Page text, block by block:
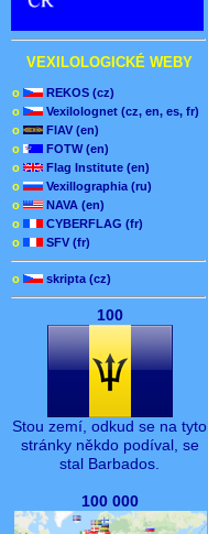
VEXILOLOGICKÉ WEBY
o
REKOS (cz)
o
Vexilolognet (cz, en, es, fr)
o
FIAV (en)
o
FOTW (en)
o
Flag Institute (en)
o
Vexillographia (ru)
o
NAVA (en)
o
CYBERFLAG (fr)
o
SFV (fr)
o skripta (cz)
100
Stou zemí, odkud se na tyto
stránky někdo podíval, se
stal Barbados.
100 000